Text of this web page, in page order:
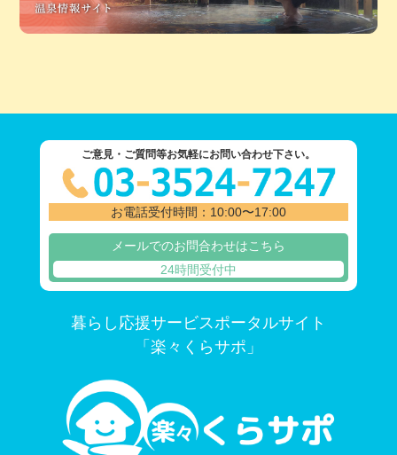
ご意見・ご質問等お気軽にお問い合わせ下さい。
お電話受付時間：10:00〜17:00
メールでのお問合わせはこちら
24時間受付中
暮らし応援サービスポータルサイト
「楽々くらサポ」